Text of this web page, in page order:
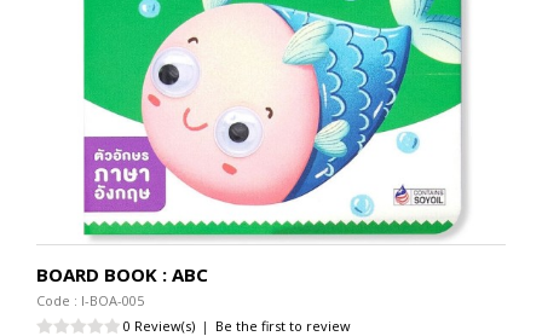
BOARD BOOK : ABC
Code : I-BOA-005
0 Review(s) | Be the first to review